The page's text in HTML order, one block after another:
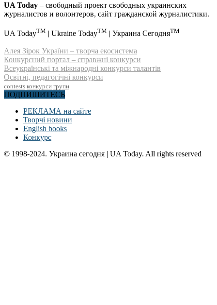
UA Today – свободный проект свободных украинских
журналистов и волонтеров, сайт гражданской журналистики.
UA TodayTM | Ukraine TodayTM | Украина СегодняTM
Алея Зірок України – творча екосистема
Конкурсний портал – справжні конкурси
Всеукраїнські та міжнародні конкурси талантів
Освітні, педагогічні конкурси
contests конкурси групи
ПОДПИШИТЕСЬ
РЕКЛАМА на сайте
Творчі новини
English books
Конкурс
© 1998-2024. Украина сегодня | UA Today. All rights reserved